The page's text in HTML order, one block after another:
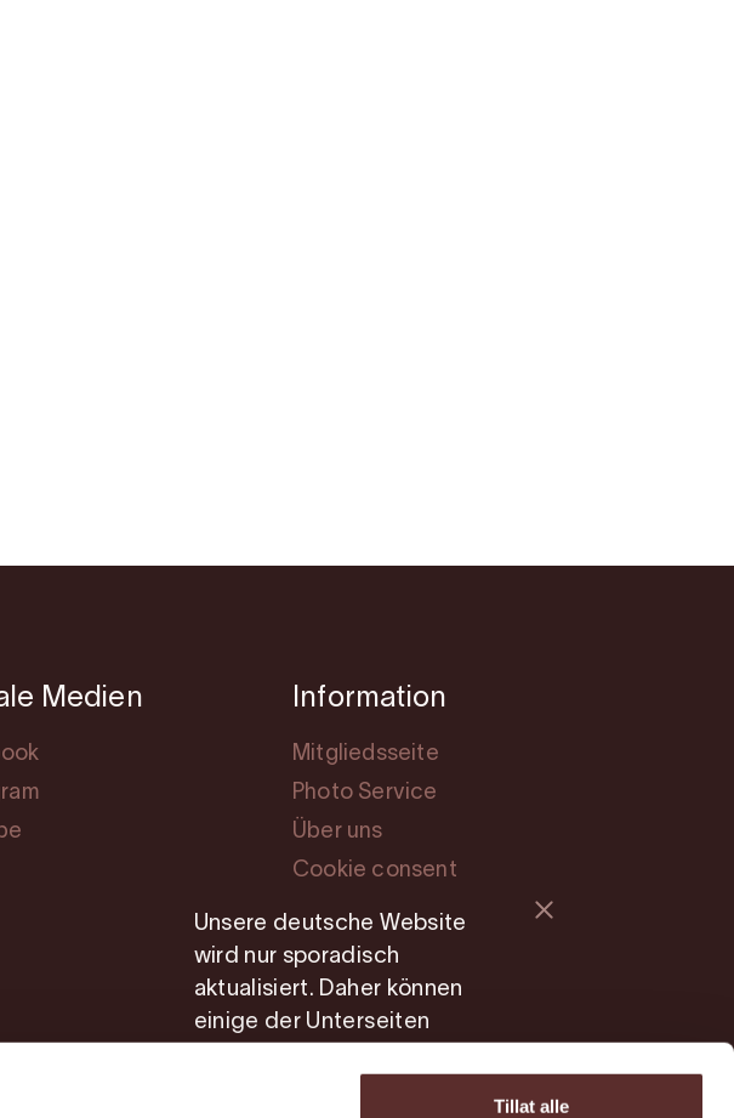
Tillat alle
Unsere deutsche Website
wird nur sporadisch
aktualisiert. Daher können
einige der Unterseiten
Medien Information
Mitgliedsseite
Photo Service
Über uns
Cookie consent